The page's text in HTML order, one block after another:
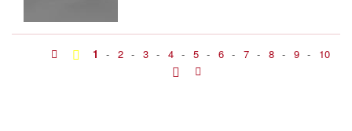
1 - 2 - 3 - 4 - 5 - 6 - 7 - 8 - 9 - 10